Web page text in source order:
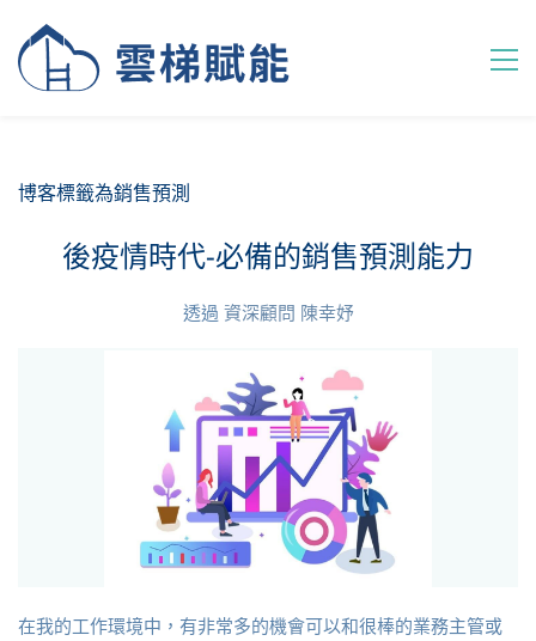
博客標籤為銷售預測
後疫情時代-必備的銷售預測能力
透過 資深顧問 陳幸妤
在我的工作環境中，有非常多的機會可以和很棒的業務主管或